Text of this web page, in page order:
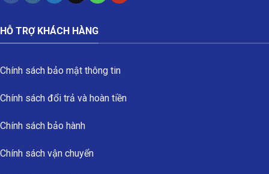
HỖ TRỢ KHÁCH HÀNG
Chính sách bảo mật thông tin
Chính sách đổi trả và hoàn tiền
Chính sách bảo hành
Chính sách vận chuyển